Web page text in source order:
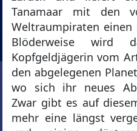
Tanamaar mit den
Weltraumpiraten
Blöderweise wird
Kopfgeldjägerin vom
den abgelegenen
wo sich ihr neues
Zwar gibt es auf
mehr eine längst